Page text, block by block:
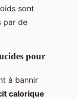
sont
par de
pour
à bannir
calorique